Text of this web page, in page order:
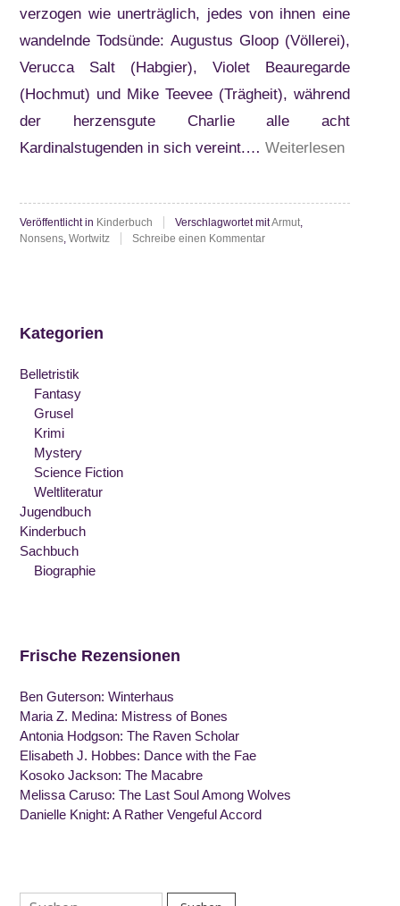
verzogen wie unerträglich, jedes von ihnen eine
wandelnde Todsünde: Augustus Gloop (Völlerei),
Verucca Salt (Habgier), Violet Beauregarde
(Hochmut) und Mike Teevee (Trägheit), während
der herzensgute Charlie alle acht
Kardinalstugenden in sich vereint.…Weiterlesen“Roald
Charlie
Veröffentlicht in Kinderbuch Verschlagwortet mitArmut
Nonsens ,Wortwitz Schreibe einen Kommentarzu
Kategorien
Belletristik
Fantasy
Grusel
Krimi
Mystery
Science Fiction
Weltliteratur
Jugendbuch
Kinderbuch
Sachbuch
Biographie
Frische Rezensionen
Ben Guterson: Winterhaus
Maria Z. Medina: Mistress of Bones
Antonia Hodgson: The Raven Scholar
Elisabeth J. Hobbes: Dance with the Fae
Kosoko Jackson: The Macabre
Melissa Caruso: The Last Soul Among Wolves
Danielle Knight: A Rather Vengeful Accord
Suchen